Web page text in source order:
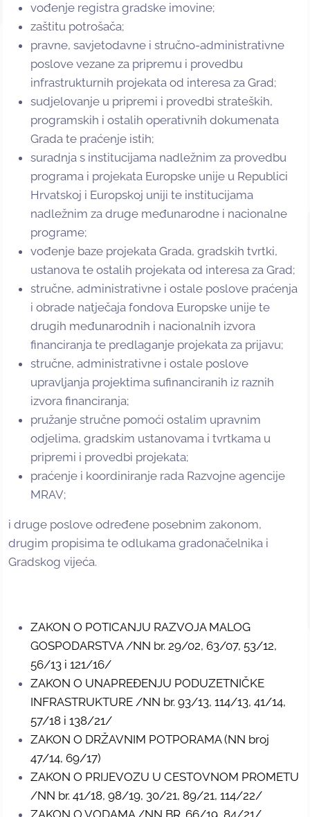
vođenje registra gradske imovine;
zaštitu potrošača;
pravne, savjetodavne i stručno-administrativne
poslove vezane za pripremu i provedbu
infrastrukturnih projekata od interesa za Grad;
sudjelovanje u pripremi i provedbi strateških,
programskih i ostalih operativnih dokumenata
Grada te praćenje istih;
suradnja s institucijama nadležnim za provedbu
programa i projekata Europske unije u Republici
Hrvatskoj i Europskoj uniji te institucijama
nadležnim za druge međunarodne i nacionalne
programe;
vođenje baze projekata Grada, gradskih tvrtki,
ustanova te ostalih projekata od interesa za Grad;
stručne, administrativne i ostale poslove praćenja
i obrade natječaja fondova Europske unije te
drugih međunarodnih i nacionalnih izvora
financiranja te predlaganje projekata za prijavu;
stručne, administrativne i ostale poslove
upravljanja projektima sufinanciranih iz raznih
izvora financiranja;
pružanje stručne pomoći ostalim upravnim
odjelima, gradskim ustanovama i tvrtkama u
pripremi i provedbi projekata;
praćenje i koordiniranje rada Razvojne agencije
MRAV;
i druge poslove određene posebnim zakonom,
drugim propisima te odlukama gradonačelnika i
Gradskog vijeća.
ZAKON O POTICANJU RAZVOJA MALOG
GOSPODARSTVA /NN br. 29/02, 63/07, 53/12,
56/13 i 121/16/
ZAKON O UNAPREĐENJU PODUZETNIČKE
INFRASTRUKTURE /NN br. 93/13, 114/13, 41/14,
57/18 i 138/21/
ZAKON O DRŽAVNIM POTPORAMA (NN broj
47/14, 69/17)
ZAKON O PRIJEVOZU U CESTOVNOM PROMETU
/NN br. 41/18, 98/19, 30/21, 89/21, 114/22/